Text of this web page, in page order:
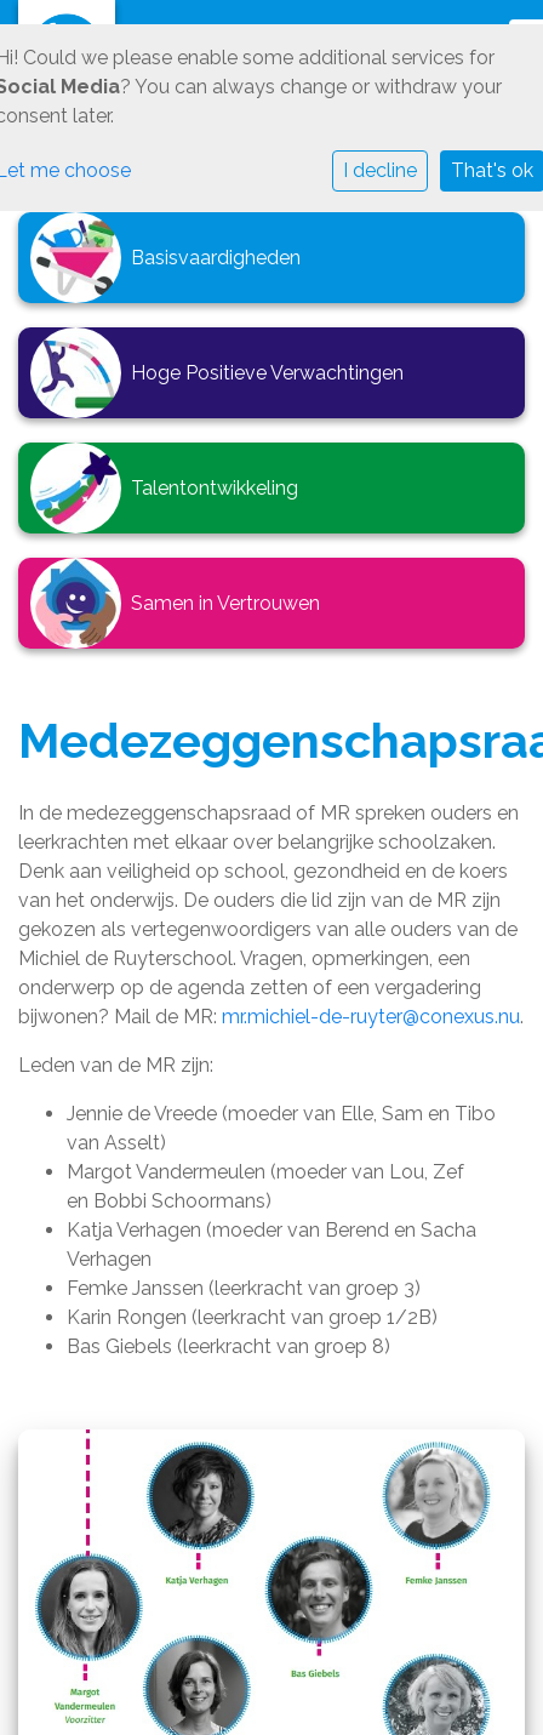
Basisvaardigheden
Hoge Positieve Verwachtingen
Talentontwikkeling
Samen in Vertrouwen
In de medezeggenschapsraad of MR spreken ouders en
leerkrachten met elkaar over belangrijke schoolzaken.
Denk aan veiligheid op school, gezondheid en de koers
van het onderwijs. De ouders die lid zijn van de MR zijn
gekozen als vertegenwoordigers van alle ouders van de
Michiel de Ruyterschool. Vragen, opmerkingen, een
onderwerp op de agenda zetten of een vergadering
bijwonen? Mail de MR: mr.michiel-de-ruyter@conexus.nu.
Leden van de MR zijn:
Jennie de Vreede (moeder van Elle, Sam en Tibo
van Asselt)
Margot Vandermeulen (moeder van Lou, Zef
en Bobbi Schoormans)
Katja Verhagen (moeder van Berend en Sacha
Verhagen
Femke Janssen (leerkracht van groep 3)
Karin Rongen (leerkracht van groep 1/2B)
Bas Giebels (leerkracht van groep 8)
Could we please enable some additional services for
Media? You can always change or withdraw your
later.
me choose I decline That's ok